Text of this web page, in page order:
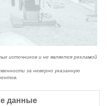
источников и не является рекламой
за неверно указанную
данные